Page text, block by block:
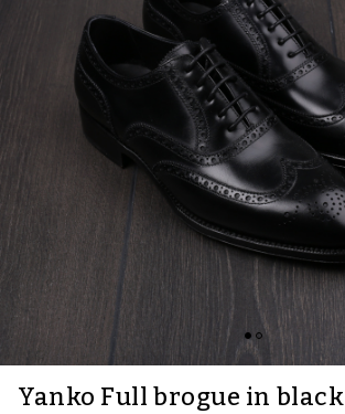
Yanko Full brogue in black